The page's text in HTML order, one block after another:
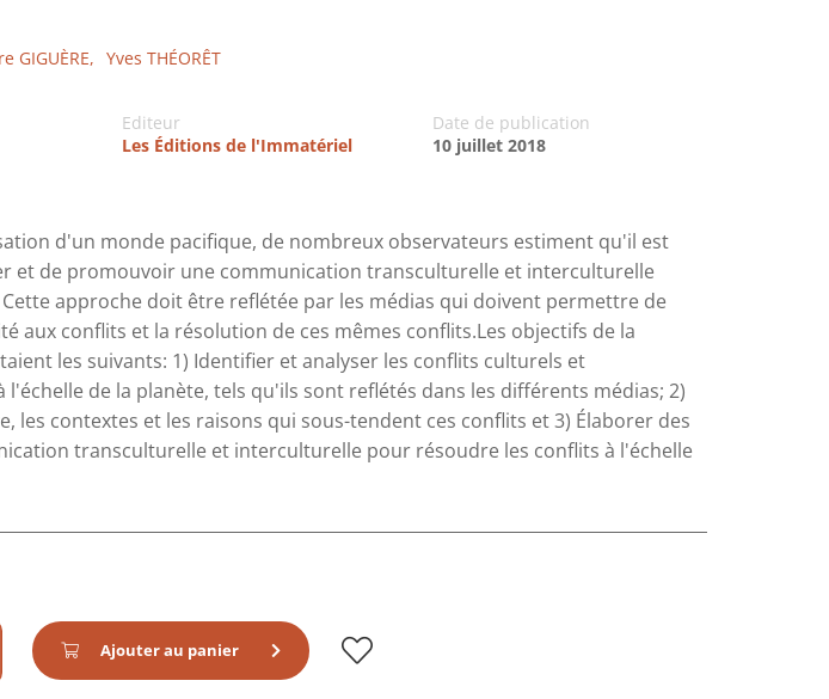
GIGUÈRE, Yves THÉORÊT
Editeur
Les Éditions de l'Immatériel
Date de publication
10 juillet 2018
d'un monde pacifique, de nombreux observateurs estiment qu'il est
et de promouvoir une communication transculturelle et interculturelle
approche doit être reflétée par les médias qui doivent permettre de
aux conflits et la résolution de ces mêmes conflits.Les objectifs de la
les suivants: 1) Identifier et analyser les conflits culturels et
de la planète, tels qu'ils sont reflétés dans les différents médias; 2)
les contextes et les raisons qui sous-tendent ces conflits et 3) Élaborer des
transculturelle et interculturelle pour résoudre les conflits à l'échelle
Ajouter au panier